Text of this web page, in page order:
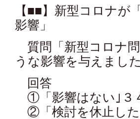
【■■】新型コロナが
影響」
質問「新型コロナ
うな影響を与えました
回答
①「影響はない｣３
②「検討を休止した